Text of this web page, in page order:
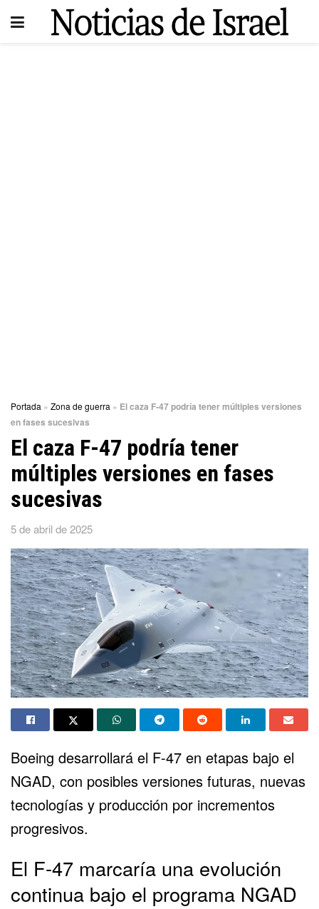
Portada » Zona de guerra » El caza F-47 podría tener múltiples versiones
en fases sucesivas
El caza F-47 podría tener
múltiples versiones en fases
sucesivas
5 de abril de 2025
Boeing desarrollará el F-47 en etapas bajo el
NGAD, con posibles versiones futuras, nuevas
tecnologías y producción por incrementos
progresivos.
El F-47 marcaría una evolución
continua bajo el programa NGAD